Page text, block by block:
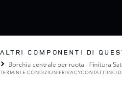
ALTRI COMPONENTI DI
Borchia centrale per ruota - Finitura
TERMINI E CONDIZIONIPRIVACYCONTATTI